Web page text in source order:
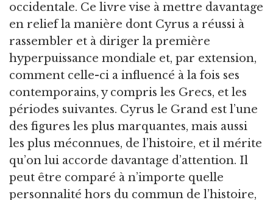
occidentale. Ce livre vise à mettre davantage
en relief la manière dont Cyrus a réussi à
rassembler et à diriger la première
hyperpuissance mondiale et, par extension,
comment celle-ci a influencé à la fois ses
contemporains, y compris les Grecs, et les
périodes suivantes. Cyrus le Grand est l’une
des figures les plus marquantes, mais aussi
les plus méconnues, de l’histoire, et il mérite
qu’on lui accorde davantage d’attention. Il
peut être comparé à n’importe quelle
personnalité hors du commun de l’histoire,